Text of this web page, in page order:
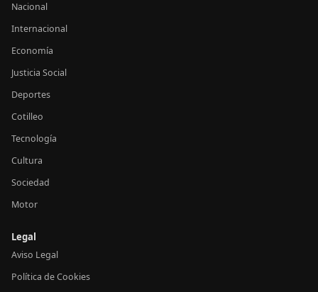
Nacional
Internacional
Economía
Justicia Social
Deportes
Cotilleo
Tecnología
Cultura
Sociedad
Motor
Legal
Aviso Legal
Política de Cookies